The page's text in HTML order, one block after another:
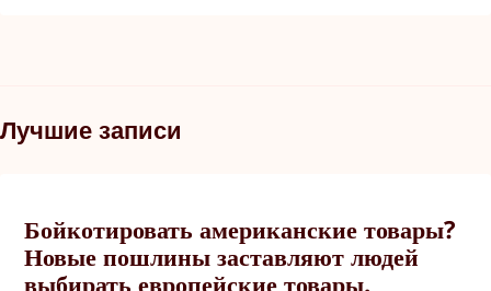
Лучшие записи
Бойкотировать американские товары?
Новые пошлины заставляют людей
выбирать европейские товары.